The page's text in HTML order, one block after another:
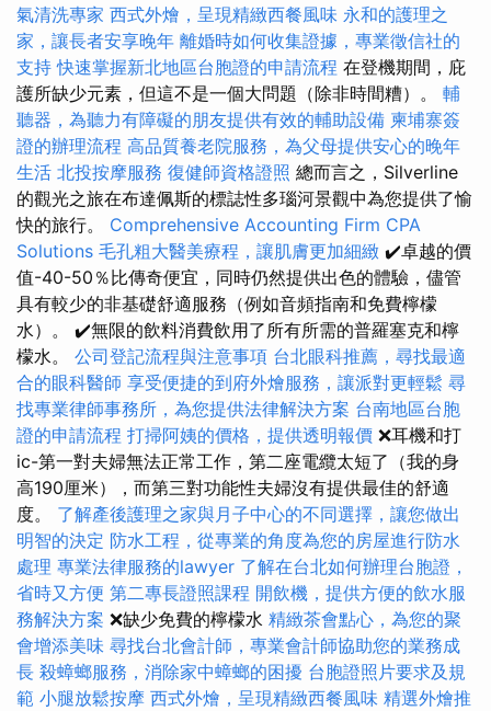
氣清洗專家 西式外燴，呈現精緻西餐風味 永和的護理之
家，讓長者安享晚年 離婚時如何收集證據，專業徵信社的
支持 快速掌握新北地區台胞證的申請流程 在登機期間，庇
護所缺少元素，但這不是一個大問題（除非時間糟）。 輔
聽器，為聽力有障礙的朋友提供有效的輔助設備 柬埔寨簽
證的辦理流程 高品質養老院服務，為父母提供安心的晚年
生活 北投按摩服務 復健師資格證照 總而言之，Silverline
的觀光之旅在布達佩斯的標誌性多瑙河景觀中為您提供了愉
快的旅行。 Comprehensive Accounting Firm CPA
Solutions 毛孔粗大醫美療程，讓肌膚更加細緻 ✔️卓越的價
值-40-50％比傳奇便宜，同時仍然提供出色的體驗，儘管
具有較少的非基礎舒適服務（例如音頻指南和免費檸檬
水）。 ✔️無限的飲料消費飲用了所有所需的普羅塞克和檸
檬水。 公司登記流程與注意事項 台北眼科推薦，尋找最適
合的眼科醫師 享受便捷的到府外燴服務，讓派對更輕鬆 尋
找專業律師事務所，為您提供法律解決方案 台南地區台胞
證的申請流程 打掃阿姨的價格，提供透明報價 ❌耳機和打
ic-第一對夫婦無法正常工作，第二座電纜太短了（我的身
高190厘米），而第三對功能性夫婦沒有提供最佳的舒適
度。 了解產後護理之家與月子中心的不同選擇，讓您做出
明智的決定 防水工程，從專業的角度為您的房屋進行防水
處理 專業法律服務的lawyer 了解在台北如何辦理台胞證，
省時又方便 第二專長證照課程 開飲機，提供方便的飲水服
務解決方案 ❌缺少免費的檸檬水 精緻茶會點心，為您的聚
會增添美味 尋找台北會計師，專業會計師協助您的業務成
長 殺蟑螂服務，消除家中蟑螂的困擾 台胞證照片要求及規
範 小腿放鬆按摩 西式外燴，呈現精緻西餐風味 精選外燴推